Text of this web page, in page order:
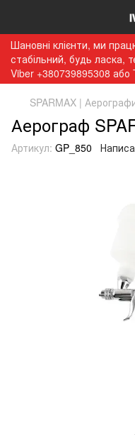
Шановні клієнти, ми
стабільний, будь ласка,
Viber +380739895308
SPARMAX |
Аерограф
Артикул: GP_850